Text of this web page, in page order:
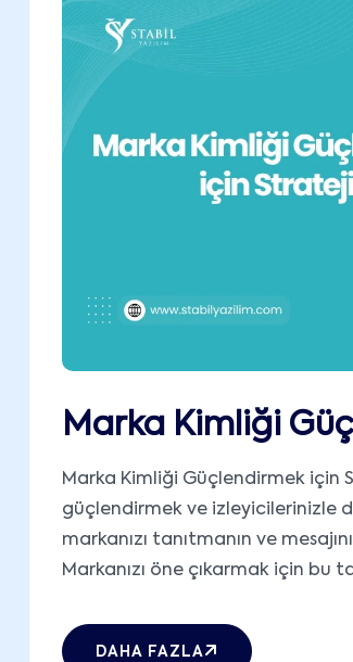
Marka Kimliği
Marka Kimliği Güçlendirmek için
güçlendirmek ve izleyicilerinizle
markanızı tanıtmanın ve
Markanızı öne çıkarmak için bu
DAHA FAZLA